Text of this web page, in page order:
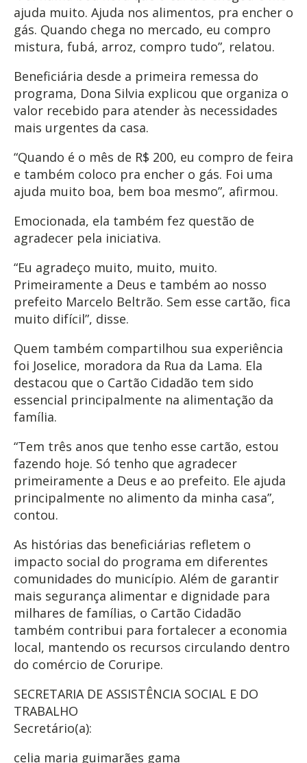
ajuda muito. Ajuda nos alimentos, pra encher o
gás. Quando chega no mercado, eu compro
mistura, fubá, arroz, compro tudo”, relatou.
Beneficiária desde a primeira remessa do
programa, Dona Silvia explicou que organiza o
valor recebido para atender às necessidades
mais urgentes da casa.
“Quando é o mês de R$ 200, eu compro de feira
e também coloco pra encher o gás. Foi uma
ajuda muito boa, bem boa mesmo”, afirmou.
Emocionada, ela também fez questão de
agradecer pela iniciativa.
“Eu agradeço muito, muito, muito.
Primeiramente a Deus e também ao nosso
prefeito Marcelo Beltrão. Sem esse cartão, fica
muito difícil”, disse.
Quem também compartilhou sua experiência
foi Joselice, moradora da Rua da Lama. Ela
destacou que o Cartão Cidadão tem sido
essencial principalmente na alimentação da
família.
“Tem três anos que tenho esse cartão, estou
fazendo hoje. Só tenho que agradecer
primeiramente a Deus e ao prefeito. Ele ajuda
principalmente no alimento da minha casa”,
contou.
As histórias das beneficiárias refletem o
impacto social do programa em diferentes
comunidades do município. Além de garantir
mais segurança alimentar e dignidade para
milhares de famílias, o Cartão Cidadão
também contribui para fortalecer a economia
local, mantendo os recursos circulando dentro
do comércio de Coruripe.
SECRETARIA DE ASSISTÊNCIA SOCIAL E DO
TRABALHO
Secretário(a):
celia maria guimarães gama